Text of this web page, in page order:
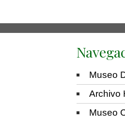
Museo
Archivo
Museo